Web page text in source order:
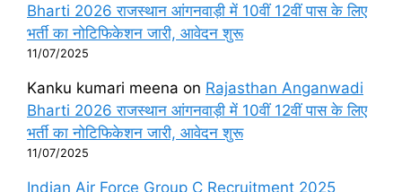
Bharti 2026 राजस्थान आंगनवाड़ी में 10वीं 12वीं पास के लिए
भर्ती का नोटिफिकेशन जारी, आवेदन शुरू
11/07/2025
Kanku kumari meena on Rajasthan Anganwadi
Bharti 2026 राजस्थान आंगनवाड़ी में 10वीं 12वीं पास के लिए
भर्ती का नोटिफिकेशन जारी, आवेदन शुरू
11/07/2025
Indian Air Force Group C Recruitment 2025